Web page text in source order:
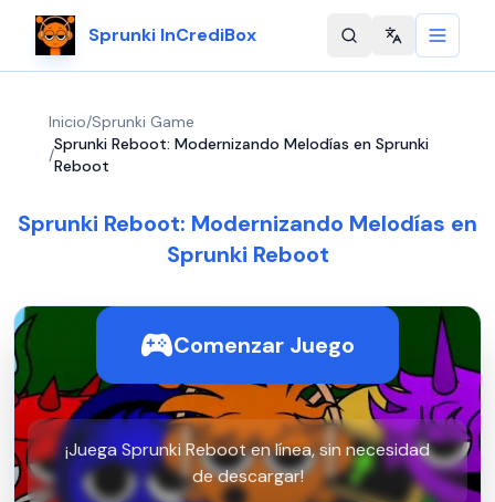
Sprunki InCrediBox Change
Inicio/Sprunki Game
/
Sprunki Reboot: Modernizando Melodías en Sprunki
Reboot
Sprunki Reboot: Modernizando Melodías en
Sprunki Reboot
Comenzar Juego
¡Juega Sprunki Reboot en línea, sin necesidad
de descargar!